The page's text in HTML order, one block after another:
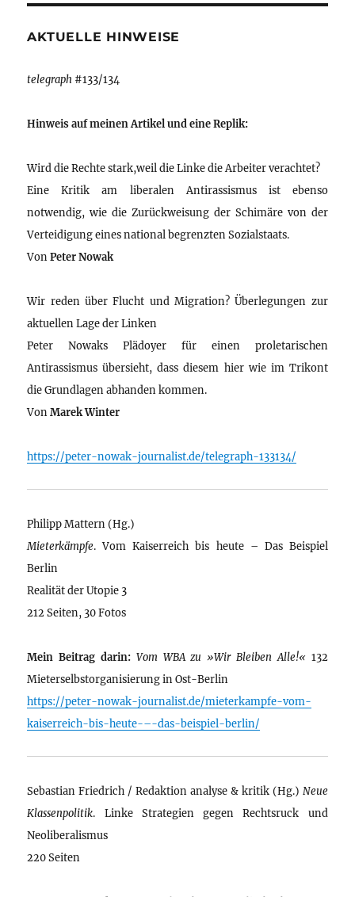
AKTUELLE HINWEISE
telegraph #133/134
Hinweis auf meinen Artikel und eine Replik:
Wird die Rechte stark,weil die Linke die Arbeiter verachtet?
Eine Kritik am liberalen Antirassismus ist ebenso
notwendig, wie die Zurückweisung der Schimäre von der
Verteidigung eines national begrenzten Sozialstaats.
VonPeter Nowak
Wir reden über Flucht und Migration? Überlegungen zur
aktuellen Lage der Linken
Peter Nowaks Plädoyer für einen proletarischen
Antirassismus übersieht, dass diesem hier wie im Trikont
die Grundlagen abhanden kommen.
VonMarek Winter
https://peter-nowak-journalist.de/telegraph-133134/
Philipp Mattern (Hg.)
Mieterkämpfe. Vom Kaiserreich bis heute – Das Beispiel
Berlin
Realität der Utopie 3
212 Seiten, 30 Fotos
Mein Beitrag darin: Vom WBA zu »Wir Bleiben Alle!« 132
Mieterselbstorganisierung in Ost-Berlin
https://peter-nowak-journalist.de/mieterkampfe-vom-
kaiserreich-bis-heute-–-das-beispiel-berlin/
Sebastian Friedrich / Redaktion analyse & kritik (Hg.) Neue
Klassenpolitik. Linke Strategien gegen Rechtsruck und
Neoliberalismus
220 Seiten